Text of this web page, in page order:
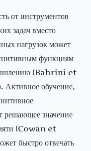
от инструментов
задач вместо
нагрузок может
функциям
(Bahrini et
Активное обучение,
решающее значение
(Cowan et
быстро отвечать